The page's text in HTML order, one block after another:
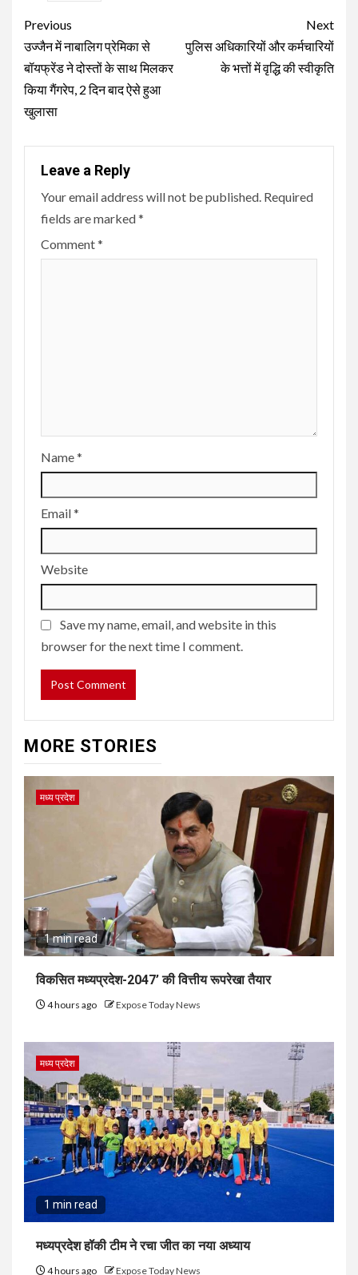
Continue
Reading
Previous
उज्जैन में नाबालिग प्रेमिका से
बॉयफ्रेंड ने दोस्तों के साथ मिलकर
किया गैंगरेप, 2 दिन बाद ऐसे हुआ
खुलासा
Next
पुलिस अधिकारियों और कर्मचारियों
के भत्तों में वृद्धि की स्वीकृति
Leave a Reply
Your email address will not be published. Required
fields are marked*
Comment*
Name*
Email*
Website
Save my name, email, and website in this
browser for the next time I comment.
MORE STORIES
मध्य प्रदेश
1 min read
विकसित मध्यप्रदेश-2047’ की वित्तीय रूपरेखा तैयार
4 hours ago Expose Today News
मध्य प्रदेश
1 min read
मध्यप्रदेश हॉकी टीम ने रचा जीत का नया अध्याय
4 hours ago Expose Today News